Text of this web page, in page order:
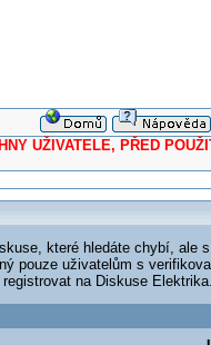
PŘED
které hledáte chybí, ale
pouze uživatelům s
registrovat na Diskuse